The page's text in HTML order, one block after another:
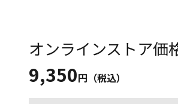
オンラインストア価
9,350円（税込）